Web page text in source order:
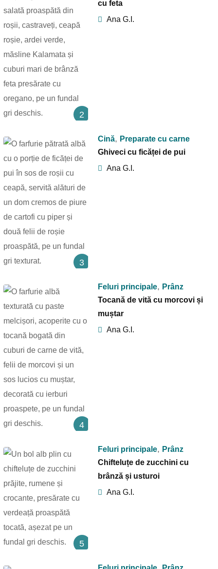
2
cu feta
Ana G.I.
3
Cină, Preparate cu carne
Ghiveci cu ficăței de pui
Ana G.I.
4
Feluri principale, Prânz
Tocană de vită cu morcovi și
muștar
Ana G.I.
5
Feluri principale, Prânz
Chifteluțe de zucchini cu
brânză și usturoi
Ana G.I.